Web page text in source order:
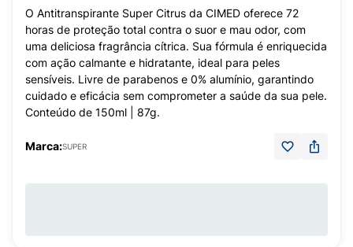
O Antitranspirante Super Citrus da CIMED oferece 72
horas de proteção total contra o suor e mau odor, com
uma deliciosa fragrância cítrica. Sua fórmula é enriquecida
com ação calmante e hidratante, ideal para peles
sensíveis. Livre de parabenos e 0% alumínio, garantindo
cuidado e eficácia sem comprometer a saúde da sua pele.
Conteúdo de 150ml | 87g.
Marca:SUPER